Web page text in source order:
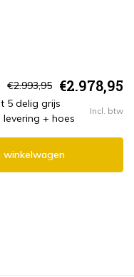
€2.993,95 €2.978,95
5 delig grijs
+ hoes
Incl. btw
winkelwagen